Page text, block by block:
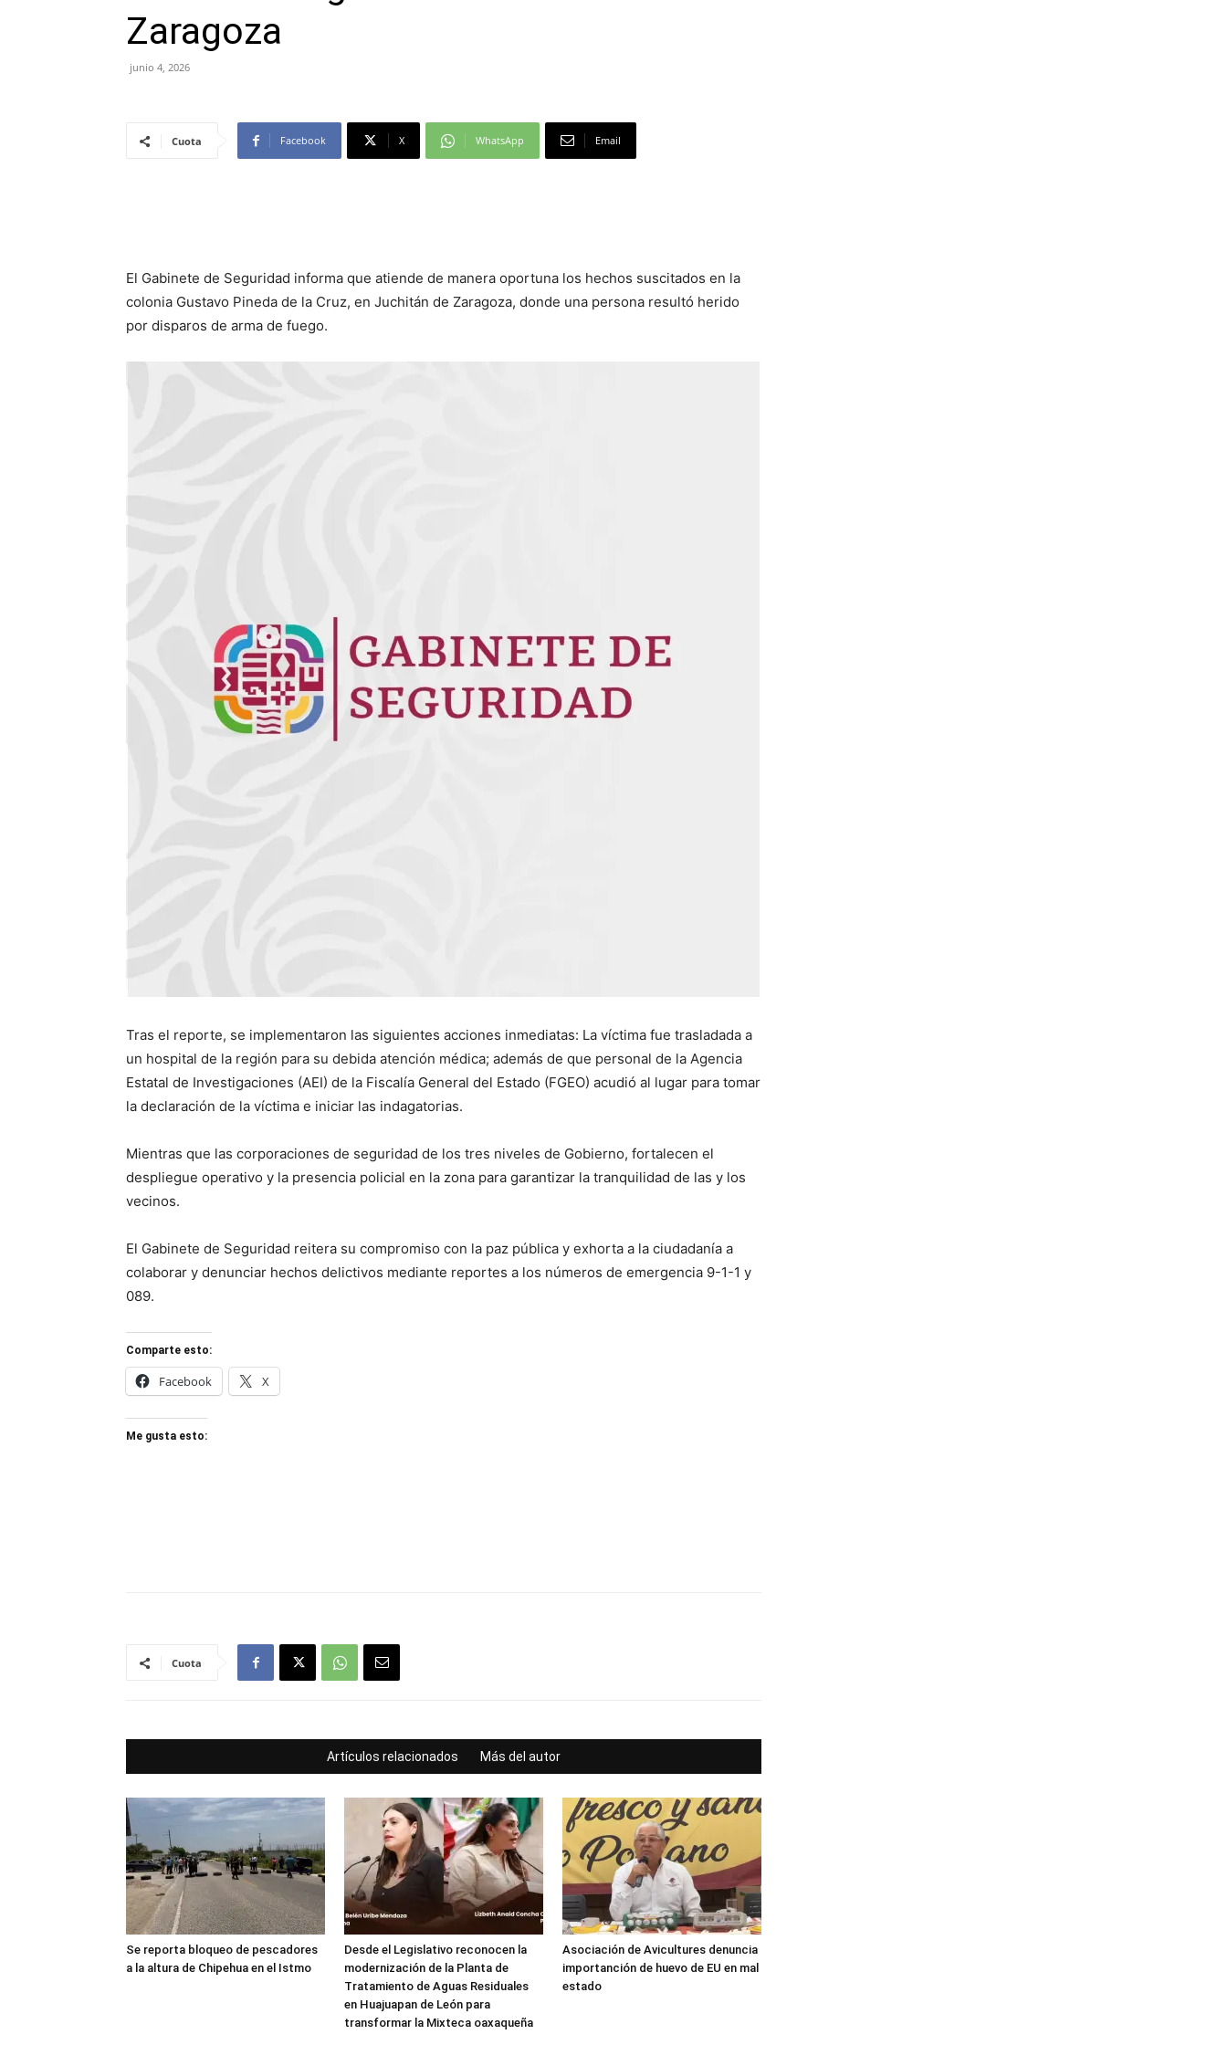
Zaragoza
junio 4, 2026
Cuota Facebook X WhatsApp Email
El Gabinete de Seguridad informa que atiende de manera oportuna los hechos suscitados en la
colonia Gustavo Pineda de la Cruz, en Juchitán de Zaragoza, donde una persona resultó herido
por disparos de arma de fuego.
Tras el reporte, se implementaron las siguientes acciones inmediatas: La víctima fue trasladada a
un hospital de la región para su debida atención médica; además de que personal de la Agencia
Estatal de Investigaciones (AEI) de la Fiscalía General del Estado (FGEO) acudió al lugar para tomar
la declaración de la víctima e iniciar las indagatorias.
Mientras que las corporaciones de seguridad de los tres niveles de Gobierno, fortalecen el
despliegue operativo y la presencia policial en la zona para garantizar la tranquilidad de las y los
vecinos.
El Gabinete de Seguridad reitera su compromiso con la paz pública y exhorta a la ciudadanía a
colaborar y denunciar hechos delictivos mediante reportes a los números de emergencia 9-1-1 y
089.
Comparte esto:
Facebook X
Me gusta esto:
Cuota
Artículos relacionados Más del autor
Se reporta bloqueo de pescadores
a la altura de Chipehua en el Istmo
Desde el Legislativo reconocen la
modernización de la Planta de
Tratamiento de Aguas Residuales
en Huajuapan de León para
transformar la Mixteca oaxaqueña
Asociación de Avicultures denuncia
importanción de huevo de EU en mal
estado